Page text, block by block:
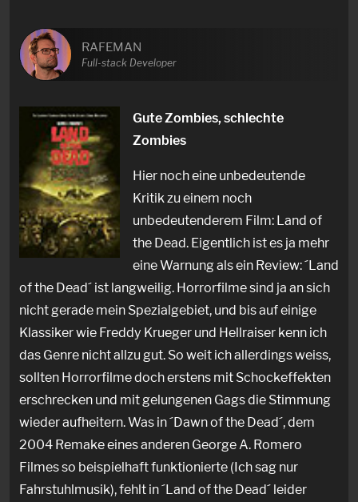
RAFEMAN
Full-stack Developer
Gute Zombies, schlechte
Zombies
Hier noch eine unbedeutende
Kritik zu einem noch
unbedeutenderem Film: Land of
the Dead. Eigentlich ist es ja mehr
eine Warnung als ein Review: ´Land
of the Dead´ ist langweilig. Horrorfilme sind ja an sich
nicht gerade mein Spezialgebiet, und bis auf einige
Klassiker wie Freddy Krueger und Hellraiser kenn ich
das Genre nicht allzu gut. So weit ich allerdings weiss,
sollten Horrorfilme doch erstens mit Schockeffekten
erschrecken und mit gelungenen Gags die Stimmung
wieder aufheitern. Was in ´Dawn of the Dead´, dem
2004 Remake eines anderen George A. Romero
Filmes so beispielhaft funktionierte (Ich sag nur
Fahrstuhlmusik), fehlt in ´Land of the Dead´ leider